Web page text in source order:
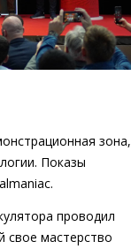
зона,
Показы
проводил
свое мастерство